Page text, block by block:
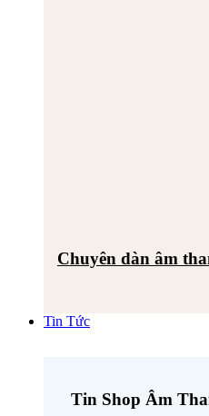
Chuyên dàn âm
Tin Tức
Tin Shop Âm